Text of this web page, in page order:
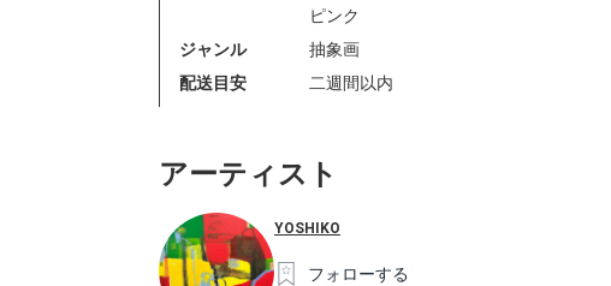
ピンク
ジャンル
抽象画
配送目安
二週間以内
アーティスト
YOSHIKO
フォローする